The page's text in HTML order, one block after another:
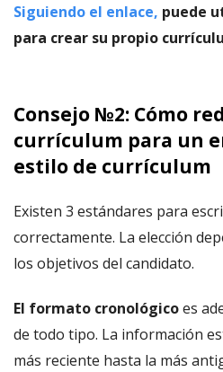
Siguiendo el enlace, puede
para crear su propio
Consejo №2: Cómo
currículum para un
estilo de currículum
Existen 3 estándares para
correctamente. La elección
los objetivos del candidato.
El formato cronológicoes
de todo tipo. La información
más reciente hasta la más